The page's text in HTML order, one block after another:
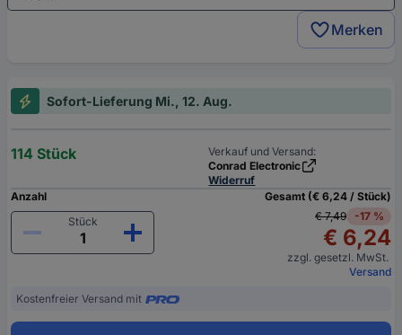
Merken
Sofort-Lieferung Mi., 12. Aug.
114 Stück
Verkauf und Versand:
Conrad Electronic
Widerruf
Anzahl
Stück
Gesamt (€ 6,24 / Stück)
€ 7,49
-17 %
€ 6,24
zzgl. gesetzl. MwSt.
Versand
Kostenfreier Versand mit